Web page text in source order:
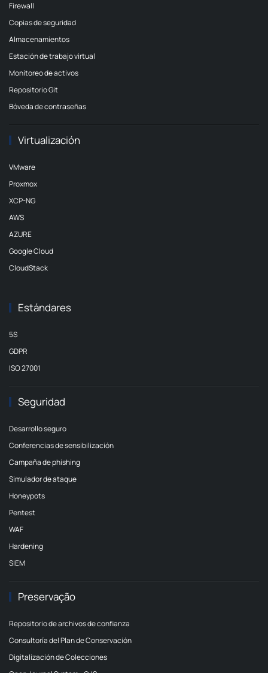
Firewall
Copias de seguridad
Almacenamientos
Estación de trabajo virtual
Monitoreo de activos
Repositorio Git
Bóveda de contraseñas
Virtualización
VMware
Proxmox
XCP-NG
AWS
AZURE
Google Cloud
CloudStack
Estándares
5S
GDPR
ISO 27001
Seguridad
Desarrollo seguro
Conferencias de sensibilización
Campaña de phishing
Simulador de ataque
Honeypots
Pentest
WAF
Hardening
SIEM
Preservação
Repositorio de archivos de confianza
Consultoría del Plan de Conservación
Digitalización de Colecciones